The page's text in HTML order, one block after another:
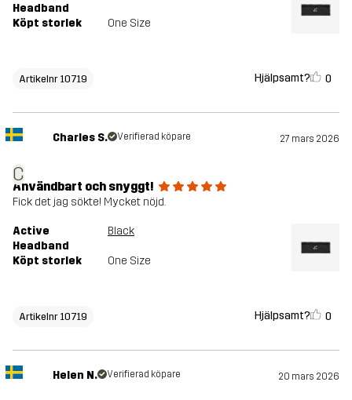
Headband
Köpt storlek One Size
Artikelnr 10719 Hjälpsamt? 0
C
Charles S. Verifierad köpare 27 mars 2026
Användbart och snyggt!
Fick det jag sökte! Mycket nöjd.
Active
Headband
Black
Köpt storlek One Size
Artikelnr 10719 Hjälpsamt? 0
Helen N. Verifierad köpare 20 mars 2026